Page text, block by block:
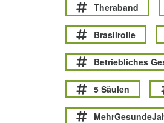
Theraband
Brasilrolle
Betriebliches
5 Säulen